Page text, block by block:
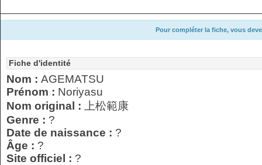
Pour compléter la fiche, vous
Fiche d'identité
Nom : AGEMATSU
Prénom : Noriyasu
Nom original :
上松範康
Genre : ?
Date de naissance : ?
Âge : ?
Site officiel : ?